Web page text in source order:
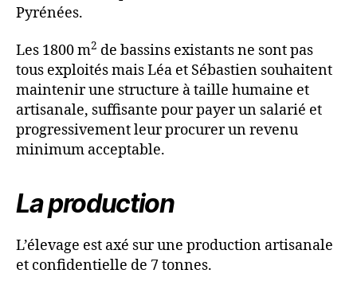
Pyrénées.
Les 1800 m2 de bassins existants ne sont pas
tous exploités mais Léa et Sébastien souhaitent
maintenir une structure à taille humaine et
artisanale, suffisante pour payer un salarié et
progressivement leur procurer un revenu
minimum acceptable.
La production
L’élevage est axé sur une production artisanale
et confidentielle de 7 tonnes.